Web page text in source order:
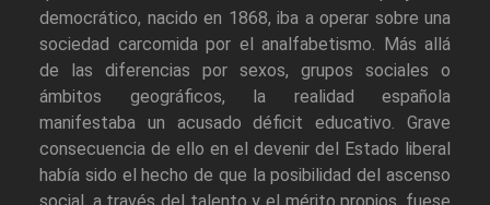
democrático, nacido en 1868, iba a operar sobre una
sociedad carcomida por el analfabetismo. Más allá
de las diferencias por sexos, grupos sociales o
ámbitos geográficos, la realidad española
manifestaba un acusado déficit educativo. Grave
consecuencia de ello en el devenir del Estado liberal
había sido el hecho de que la posibilidad del ascenso